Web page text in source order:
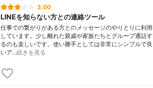
3.00
LINEを知らない方との連絡ツール
仕事での繋がりがある方とのメッセージのやりとりに利用
しています。少し離れた親戚や家族たちとグループ通話す
るのも楽しいです。使い勝手としては非常にシンプルで良
いア…続きを見る